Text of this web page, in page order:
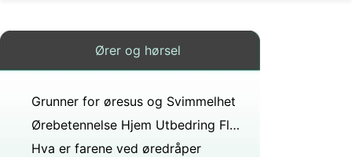
Ører og hørsel
Grunner for øresus og Svimmelhet
Ørebetennelse Hjem Utbedring Fluid
Hva er farene ved øredråper